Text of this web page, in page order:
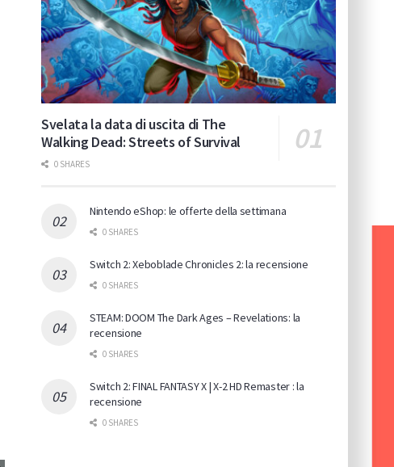
Svelata la data di uscita di The
Walking Dead: Streets of Survival
0 SHARES
Nintendo eShop: le offerte della settimana
0 SHARES
Switch 2: Xeboblade Chronicles 2: la recensione
0 SHARES
STEAM: DOOM The Dark Ages – Revelations: la
recensione
0 SHARES
Switch 2: FINAL FANTASY X | X-2 HD Remaster : la
recensione
0 SHARES